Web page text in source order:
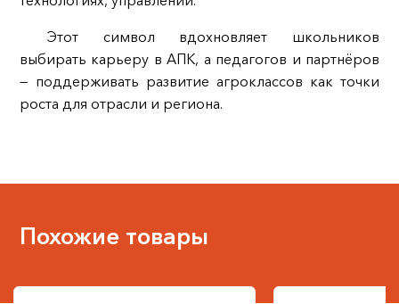
Этот символ вдохновляет школьников
выбирать карьеру в АПК, а педагогов и партнёров
— поддерживать развитие агроклассов как точки
роста для отрасли и региона.
Похожие товары